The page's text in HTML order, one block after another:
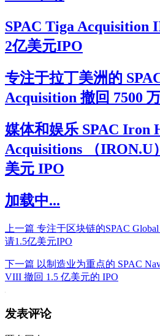
SPAC Tiga Acquisition
2亿美元IPO
专注于拉丁美洲的
Acquisition 撤回 7500
媒体和娱乐 SPAC Iron
Acquisitions （IRON.U
美元 IPO
加载中...
上一篇 专注于区块链的SPAC
请1.5亿美元IPO
下一篇 以制造业为重点的 SPAC
VIII 撤回 1.5 亿美元的 IPO
发表评论